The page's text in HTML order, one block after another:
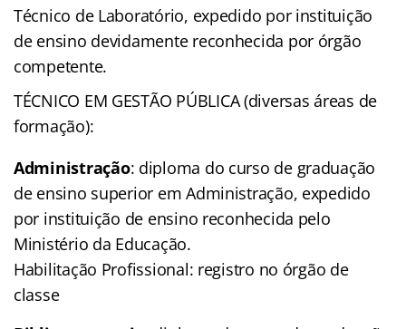
Técnico de Laboratório, expedido por instituição
de ensino devidamente reconhecida por órgão
competente.
TÉCNICO EM GESTÃO PÚBLICA (diversas áreas de
formação):
Administração: diploma do curso de graduação
de ensino superior em Administração, expedido
por instituição de ensino reconhecida pelo
Ministério da Educação.
Habilitação Profissional: registro no órgão de
classe